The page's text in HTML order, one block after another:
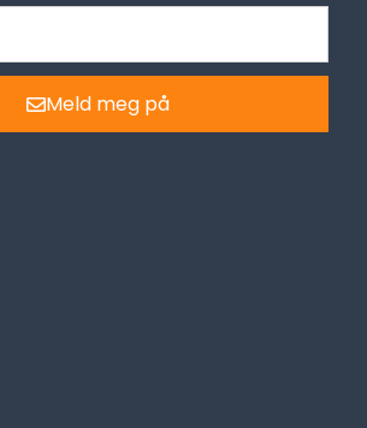
Meld meg på